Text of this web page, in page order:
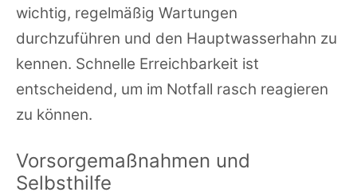
wichtig, regelmäßig Wartungen
durchzuführen und den Hauptwasserhahn zu
kennen. Schnelle Erreichbarkeit ist
entscheidend, um im Notfall rasch reagieren
zu können.
Vorsorgemaßnahmen und
Selbsthilfe